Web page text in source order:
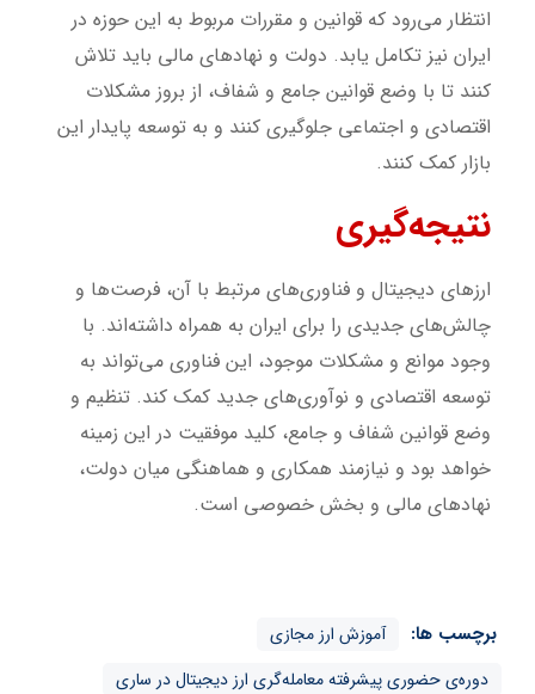
انتظار می‌رود که قوانین و مقررات مربوط به این حوزه در
ایران نیز تکامل یابد. دولت و نهادهای مالی باید تلاش
کنند تا با وضع قوانین جامع و شفاف، از بروز مشکلات
اقتصادی و اجتماعی جلوگیری کنند و به توسعه پایدار این
بازار کمک کنند.
نتیجه‌گیری
ارزهای دیجیتال و فناوری‌های مرتبط با آن، فرصت‌ها و
چالش‌های جدیدی را برای ایران به همراه داشته‌اند. با
وجود موانع و مشکلات موجود، این فناوری می‌تواند به
توسعه اقتصادی و نوآوری‌های جدید کمک کند. تنظیم و
وضع قوانین شفاف و جامع، کلید موفقیت در این زمینه
خواهد بود و نیازمند همکاری و هماهنگی میان دولت،
نهادهای مالی و بخش خصوصی است.
برچسب ها:
آموزش ارز مجازی
دوره‌ی حضوری پیشرفته معامله‌گری ارز دیجیتال در ساری